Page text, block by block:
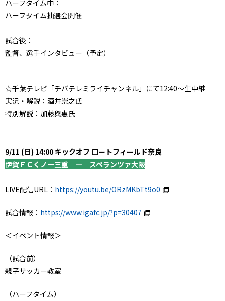
ハーフタイム中：
ハーフタイム抽選会開催
試合後：
監督、選手インタビュー（予定）
☆千葉テレビ「チバテレミライチャンネル」にて12:40～生中継
実況・解説：酒井崇之氏
特別解説：加藤與惠氏
9/11 (日) 14:00 キックオフ ロートフィールド奈良
伊賀ＦＣくノ一三重 ― スペランツァ大阪
LIVE配信URL： https://youtu.be/ORzMKbTt9o0
試合情報： https://www.igafc.jp/?p=30407
＜イベント情報＞
（試合前）
親子サッカー教室
（ハーフタイム）